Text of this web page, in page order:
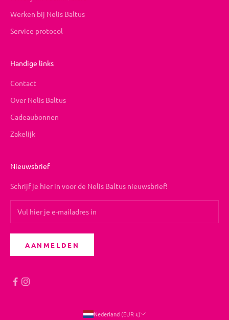
Werken bij Nelis Baltus
Service protocol
Handige links
Contact
Over Nelis Baltus
Cadeaubonnen
Zakelijk
Nieuwsbrief
Schrijf je hier in voor de Nelis Baltus nieuwsbrief!
AANMELDEN
Nederland (EUR €)